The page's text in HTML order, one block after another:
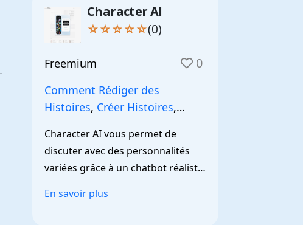
Character AI
☆☆☆☆☆(0)
Freemium 0
Comment Rédiger des
Histoires, Créer Histoires,
Character AI vous permet de
discuter avec des personnalités
variées grâce à un chatbot réaliste
En savoir plus